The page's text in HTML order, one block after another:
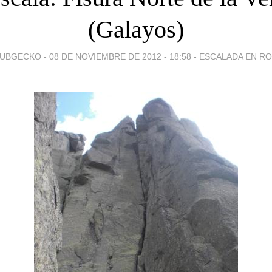
(Galayos)
- 08 DE NOVIEMBRE DE 2012 - 18:58 - ESCALADA EN